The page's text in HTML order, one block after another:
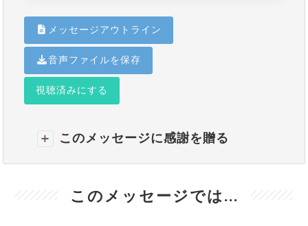
メッセージアウトライン
音声ファイルを保存
視聴済みにする
このメッセージに感謝を贈る
このメッセージでは...